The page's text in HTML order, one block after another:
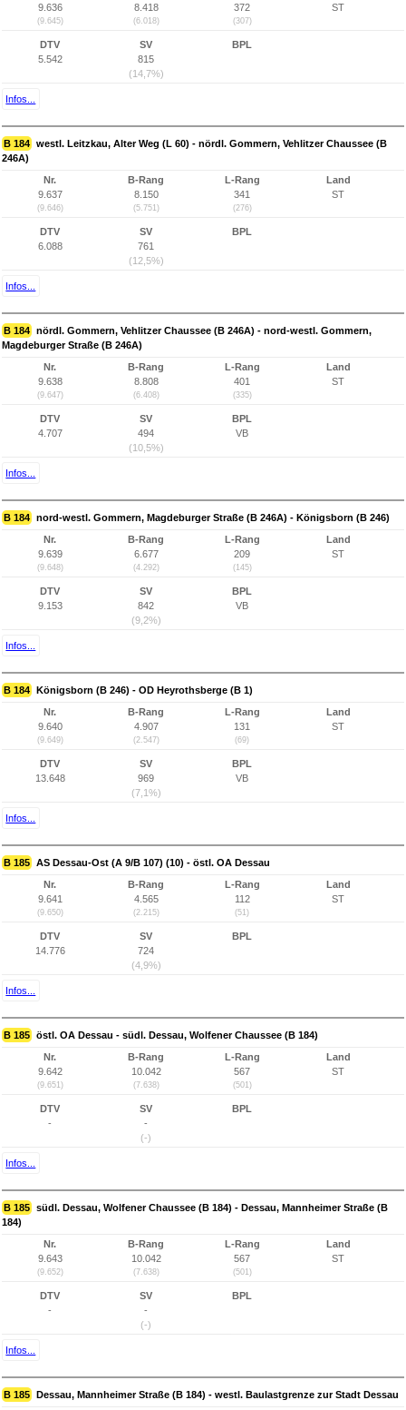
9.636
(9.645)
8.418
(6.018)
372
(307)
ST
DTV
5.542
SV
815
(14,7%)
BPL
Infos...
B 184 westl. Leitzkau, Alter Weg (L 60) - nördl. Gommern, Vehlitzer Chaussee (B
246A)
Nr.
9.637
(9.646)
B-Rang
8.150
(5.751)
L-Rang
341
(276)
Land
ST
DTV
6.088
SV
761
(12,5%)
BPL
Infos...
B 184 nördl. Gommern, Vehlitzer Chaussee (B 246A) - nord-westl. Gommern,
Magdeburger Straße (B 246A)
Nr.
9.638
(9.647)
B-Rang
8.808
(6.408)
L-Rang
401
(335)
Land
ST
DTV
4.707
SV
494
(10,5%)
BPL
VB
Infos...
B 184 nord-westl. Gommern, Magdeburger Straße (B 246A) - Königsborn (B 246)
Nr.
9.639
(9.648)
B-Rang
6.677
(4.292)
L-Rang
209
(145)
Land
ST
DTV
9.153
SV
842
(9,2%)
BPL
VB
Infos...
B 184 Königsborn (B 246) - OD Heyrothsberge (B 1)
Nr.
9.640
(9.649)
B-Rang
4.907
(2.547)
L-Rang
131
(69)
Land
ST
DTV
13.648
SV
969
(7,1%)
BPL
VB
Infos...
B 185 AS Dessau-Ost (A 9/B 107) (10) - östl. OA Dessau
Nr.
9.641
(9.650)
B-Rang
4.565
(2.215)
L-Rang
112
(51)
Land
ST
DTV
14.776
SV
724
(4,9%)
BPL
Infos...
B 185 östl. OA Dessau - südl. Dessau, Wolfener Chaussee (B 184)
Nr.
9.642
(9.651)
B-Rang
10.042
(7.638)
L-Rang
567
(501)
Land
ST
DTV
-
SV
-
(-)
BPL
Infos...
B 185 südl. Dessau, Wolfener Chaussee (B 184) - Dessau, Mannheimer Straße (B
184)
Nr.
9.643
(9.652)
B-Rang
10.042
(7.638)
L-Rang
567
(501)
Land
ST
DTV
-
SV
-
(-)
BPL
Infos...
B 185 Dessau, Mannheimer Straße (B 184) - westl. Baulastgrenze zur Stadt Dessau